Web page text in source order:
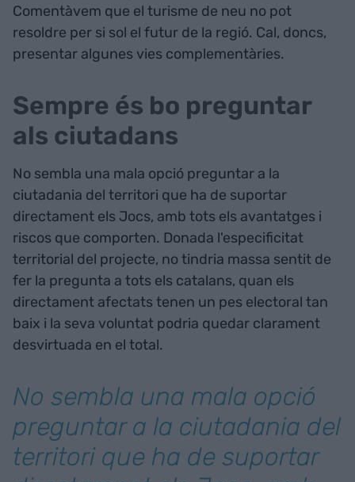
Comentàvem que el turisme de neu no pot
resoldre per si sol el futur de la regió. Cal, doncs,
presentar algunes vies complementàries.
Sempre és bo preguntar
als ciutadans
No sembla una mala opció preguntar a la
ciutadania del territori que ha de suportar
directament els Jocs, amb tots els avantatges i
riscos que comporten. Donada l'especificitat
territorial del projecte, no tindria massa sentit de
fer la pregunta a tots els catalans, quan els
directament afectats tenen un pes electoral tan
baix i la seva voluntat podria quedar clarament
desvirtuada en el total.
No sembla una mala opció
preguntar a la ciutadania del
territori que ha de suportar